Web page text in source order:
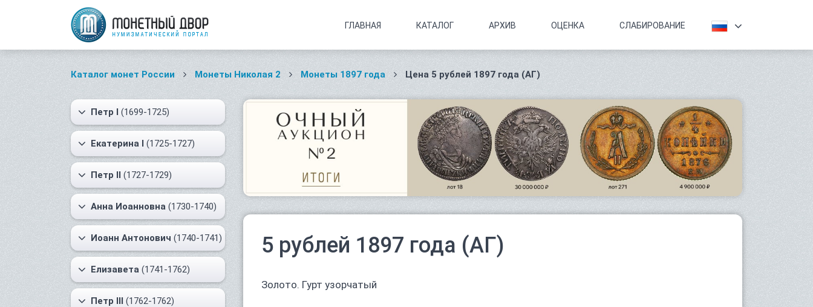
ГЛАВНАЯ КАТАЛОГ АРХИВ ОЦЕНКА СЛАБИРОВАНИЕ
Каталог монет России Монеты Николая 2 Монеты 1897 года Цена 5 рублей 1897 года (АГ)
Петр I (1699-1725)
Екатерина I (1725-1727)
Петр II (1727-1729)
Анна Иоанновна (1730-1740)
Иоанн Антонович (1740-1741)
Елизавета (1741-1762)
Петр III (1762-1762)
5 рублей 1897 года (АГ)
Золото. Гурт узорчатый